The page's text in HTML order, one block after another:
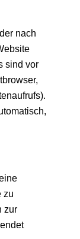
nach
sind vor
zu
zur